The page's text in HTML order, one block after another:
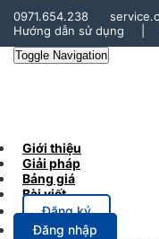
0971.654.238
Hướng dẫn sử dụng
Toggle Navigation
Giới thiệu
Giải pháp
Bảng giá
Bài viết
Đăng ký
Đăng nhập